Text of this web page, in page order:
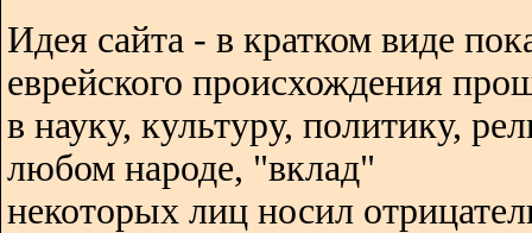
Идея сайта - в кратком виде
еврейского происхождения
в науку, культуру, политику,
любом народе, "вклад"
некоторых лиц носил